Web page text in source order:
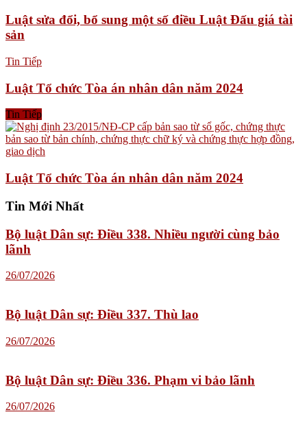
Luật sửa đổi, bổ sung một số điều Luật Đấu giá tài
sản
Tin Tiếp
Luật Tổ chức Tòa án nhân dân năm 2024
Tin Tiếp
Luật Tổ chức Tòa án nhân dân năm 2024
Tin Mới Nhất
Bộ luật Dân sự: Điều 338. Nhiều người cùng bảo
lãnh
26/07/2026
Bộ luật Dân sự: Điều 337. Thù lao
26/07/2026
Bộ luật Dân sự: Điều 336. Phạm vi bảo lãnh
26/07/2026